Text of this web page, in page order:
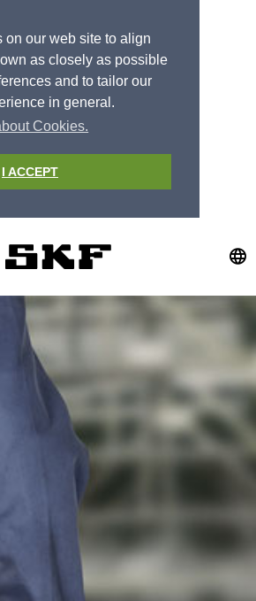
on our web site to align
as closely as possible
and to tailor our
in general.
Cookies.
I ACCEPT